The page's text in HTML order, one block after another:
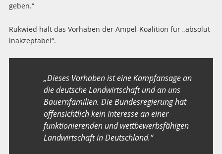
geben.“
Rukwied hält das Vorhaben der Ampel-Koalition für „absolut
inakzeptabel“.
„Dieses Vorhaben ist eine Kampfansage an
die deutsche Landwirtschaft und an uns
Bauernfamilien. Die Bundesregierung hat
offensichtlich kein Interesse an einer
funktionierenden und wettbewerbsfähigen
Landwirtschaft in Deutschland.“